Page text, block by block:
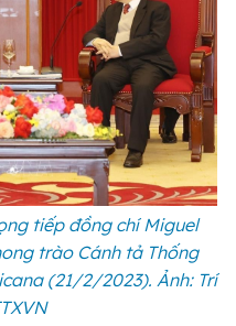
tiếp đồng chí Miguel
trào Cánh tả Thống
(21/2/2023). Ảnh: Trí